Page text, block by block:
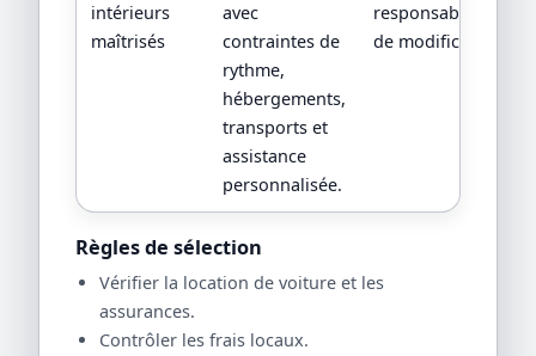
intérieurs
maîtrisés
avec
contraintes de
rythme,
hébergements,
transports et
assistance
personnalisée.
responsabilités en
de modification.
Règles de sélection
Vérifier la location de voiture et les
assurances.
Contrôler les frais locaux.